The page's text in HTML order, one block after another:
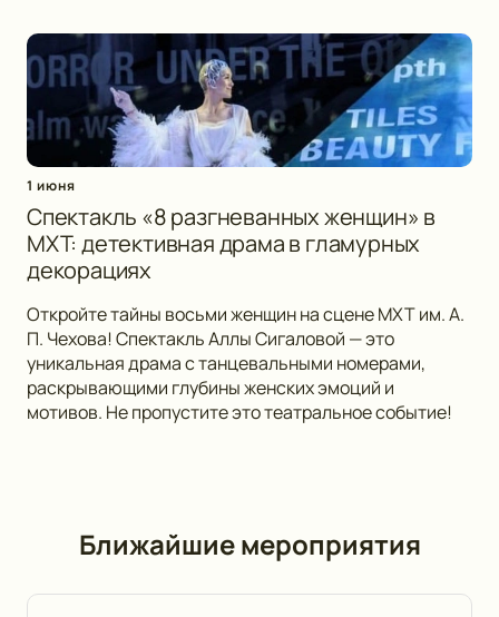
1 июня
Спектакль «8 разгневанных женщин» в
МХТ: детективная драма в гламурных
декорациях
Откройте тайны восьми женщин на сцене МХТ им. А.
П. Чехова! Спектакль Аллы Сигаловой — это
уникальная драма с танцевальными номерами,
раскрывающими глубины женских эмоций и
мотивов. Не пропустите это театральное событие!
Ближайшие мероприятия